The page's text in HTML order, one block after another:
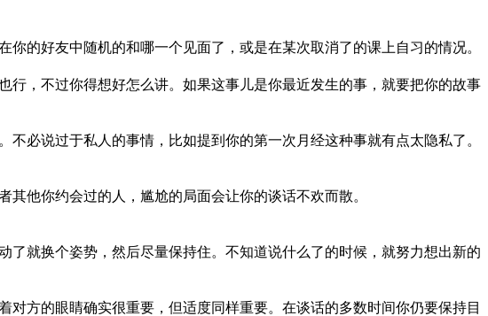
的好友中随机的和哪一个见面了，或是在某次取消了的课上自习的情况。
，不过你得想好怎么讲。如果这事儿是你最近发生的事，就要把你的故事
必说过于私人的事情，比如提到你的第一次月经这种事就有点太隐私了。
他你约会过的人，尴尬的局面会让你的谈话不欢而散。
就换个姿势，然后尽量保持住。不知道说什么了的时候，就努力想出新的
方的眼睛确实很重要，但适度同样重要。在谈话的多数时间你仍要保持目